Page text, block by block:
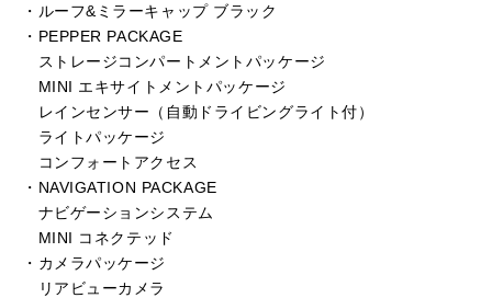
・ルーフ&ミラーキャップ ブラック
・PEPPER PACKAGE
ストレージコンパートメントパッケージ
MINI エキサイトメントパッケージ
レインセンサー（自動ドライビングライト付）
ライトパッケージ
コンフォートアクセス
・NAVIGATION PACKAGE
ナビゲーションシステム
MINI コネクテッド
・カメラパッケージ
リアビューカメラ